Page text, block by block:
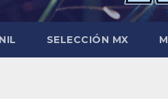
SELECCIÓN MX